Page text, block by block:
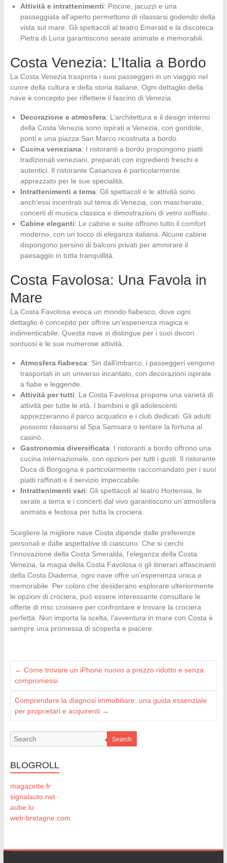
Attività e intrattenimenti: Piscine, jacuzzi e una
passeggiata all’aperto permettono di rilassarsi godendo della
vista sul mare. Gli spettacoli al teatro Emerald e la discoteca
Pietra di Luna garantiscono serate animate e memorabili.
Costa Venezia: L’Italia a Bordo
La Costa Venezia trasporta i suoi passeggeri in un viaggio nel
cuore della cultura e della storia italiane. Ogni dettaglio della
nave è concepito per riflettere il fascino di Venezia.
Decorazione e atmosfera: L’architettura e il design interno
della Costa Venezia sono ispirati a Venezia, con gondole,
ponti e una piazza San Marco ricostruita a bordo.
Cucina veneziana: I ristoranti a bordo propongono piatti
tradizionali veneziani, preparati con ingredienti freschi e
autentici. Il ristorante Casanova è particolarmente
apprezzato per le sue specialità.
Intrattenimenti a tema: Gli spettacoli e le attività sono
anch’essi incentrati sul tema di Venezia, con mascherate,
concerti di musica classica e dimostrazioni di vetro soffiato.
Cabine eleganti: Le cabine e suite offrono tutto il comfort
moderno, con un tocco di eleganza italiana. Alcune cabine
dispongono persino di balconi privati per ammirare il
paesaggio in tutta tranquillità.
Costa Favolosa: Una Favola in
Mare
La Costa Favolosa evoca un mondo fiabesco, dove ogni
dettaglio è concepito per offrire un’esperienza magica e
indimenticabile. Questa nave si distingue per i suoi decori
sontuosi e le sue numerose attività.
Atmosfera fiabesca: Sin dall’imbarco, i passeggeri vengono
trasportati in un universo incantato, con decorazioni ispirate
a fiabe e leggende.
Attività per tutti: La Costa Favolosa propone una varietà di
attività per tutte le età. I bambini e gli adolescenti
apprezzeranno il parco acquatico e i club dedicati. Gli adulti
possono rilassarsi al Spa Samsara o tentare la fortuna al
casinò.
Gastronomia diversificata: I ristoranti a bordo offrono una
cucina internazionale, con opzioni per tutti i gusti. Il ristorante
Duca di Borgogna è particolarmente raccomandato per i suoi
piatti raffinati e il servizio impeccabile.
Intrattenimenti vari: Gli spettacoli al teatro Hortensia, le
serate a tema e i concerti dal vivo garantiscono un’atmosfera
animata e festosa per tutta la crociera.
Scegliere la migliore nave Costa dipende dalle preferenze
personali e dalle aspettative di ciascuno. Che si cerchi
l’innovazione della Costa Smeralda, l’eleganza della Costa
Venezia, la magia della Costa Favolosa o gli itinerari affascinanti
della Costa Diadema, ogni nave offre un’esperienza unica e
memorabile. Per coloro che desiderano esplorare ulteriormente
le opzioni di crociera, può essere interessante consultare le
offerte di msc croisiere per confrontare e trovare la crociera
perfetta. Non importa la scelta, l’avventura in mare con Costa è
sempre una promessa di scoperta e piacere.
← Come trovare un iPhone nuovo a prezzo ridotto e senza
compromessi
Comprendere la diagnosi immobiliare: una guida essenziale
per proprietari e acquirenti →
Search
BLOGROLL
magazette.fr
signalauto.net
aube.lu
web-bretagne.com